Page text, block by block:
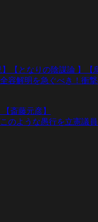
となりの陰謀論 】【
容解明を急ぐべき！衝
斎藤元彦】
のような愚行を立憲議